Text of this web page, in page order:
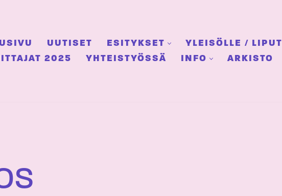
UUTISET ESITYKSET
YLEISÖLLE / LIPUT
2025
YHTEISTYÖSSÄ INFO ARKISTO